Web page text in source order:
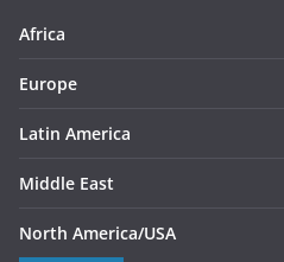
s
Africa
Europe
Latin America
Middle East
North America/USA